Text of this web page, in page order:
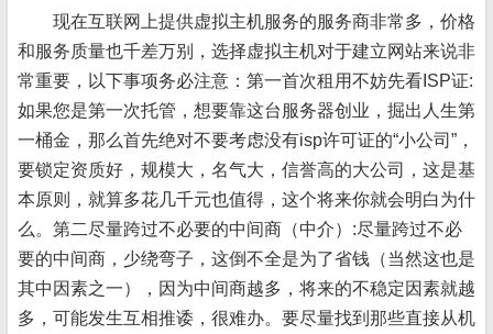
现在互联网上提供虚拟主机服务的服务商非常多，价格
和服务质量也千差万别，选择虚拟主机对于建立网站来说非
常重要，以下事项务必注意：第一首次租用不妨先看ISP证:
如果您是第一次托管，想要靠这台服务器创业，掘出人生第
一桶金，那么首先绝对不要考虑没有isp许可证的“小公司”，
要锁定资质好，规模大，名气大，信誉高的大公司，这是基
本原则，就算多花几千元也值得，这个将来你就会明白为什
么。第二尽量跨过不必要的中间商（中介）:尽量跨过不必
要的中间商，少绕弯子，这倒不全是为了省钱（当然这也是
其中因素之一），因为中间商越多，将来的不稳定因素就越
多，可能发生互相推诿，很难办。要尽量找到那些直接从机